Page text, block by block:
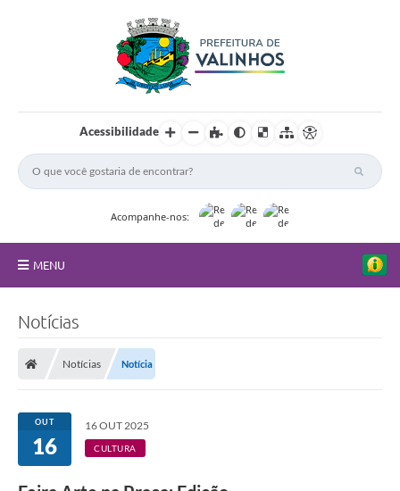
Acessibilidade
Acompanhe-nos:
MENU
Secretarias
Atos Oficiais
Notícias
Notícias Notícia
OUT
16
16 OUT 2025
CULTURA